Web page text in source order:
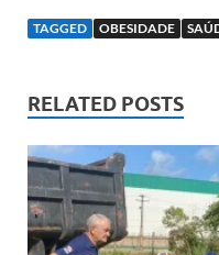
TAGGED OBESIDADE
RELATED POSTS